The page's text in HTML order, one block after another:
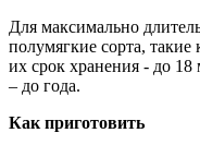
Для максимально
полумягкие сорта,
их срок хранения - до
– до года.
Как приготовить